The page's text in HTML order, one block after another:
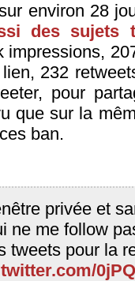
environ 28
des sujets
impressions,
232
pour
que sur la
ban.
privée et
ne me follow
tweets pour la